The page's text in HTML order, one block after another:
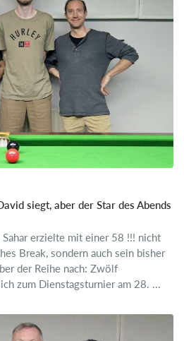
siegt, aber der Star des Abends
erzielte mit einer 58 !!! nicht
Break, sondern auch sein bisher
der Reihe nach: Zwölf
zum Dienstagsturnier am 28. ...